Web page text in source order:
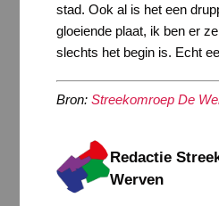
stad. Ook al is het een
gloeiende plaat, ik ben er
slechts het begin is. Echt
Bron: Streekomroep De
Redactie
Werven